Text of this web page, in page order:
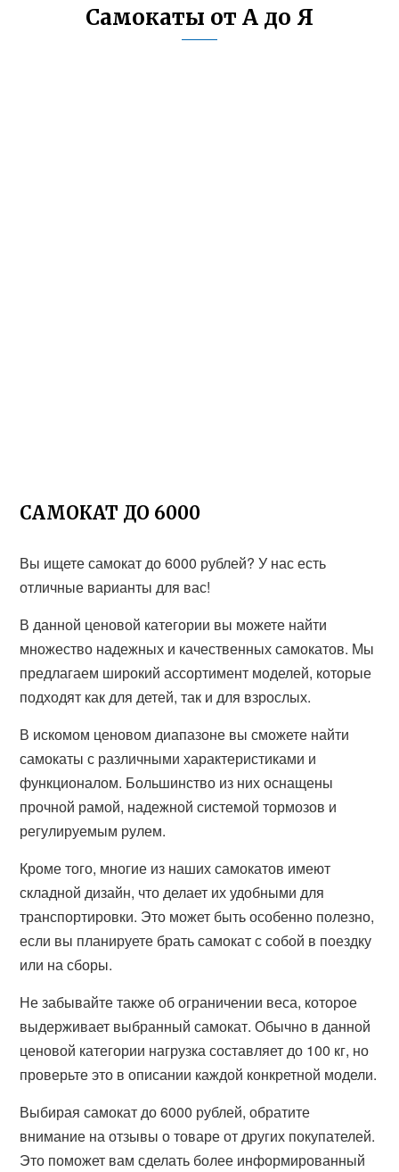
Самокаты от А до Я
САМОКАТ ДО 6000
Вы ищете самокат до 6000 рублей? У нас есть
отличные варианты для вас!
В данной ценовой категории вы можете найти
множество надежных и качественных самокатов. Мы
предлагаем широкий ассортимент моделей, которые
подходят как для детей, так и для взрослых.
В искомом ценовом диапазоне вы сможете найти
самокаты с различными характеристиками и
функционалом. Большинство из них оснащены
прочной рамой, надежной системой тормозов и
регулируемым рулем.
Кроме того, многие из наших самокатов имеют
складной дизайн, что делает их удобными для
транспортировки. Это может быть особенно полезно,
если вы планируете брать самокат с собой в поездку
или на сборы.
Не забывайте также об ограничении веса, которое
выдерживает выбранный самокат. Обычно в данной
ценовой категории нагрузка составляет до 100 кг, но
проверьте это в описании каждой конкретной модели.
Выбирая самокат до 6000 рублей, обратите
внимание на отзывы о товаре от других покупателей.
Это поможет вам сделать более информированный